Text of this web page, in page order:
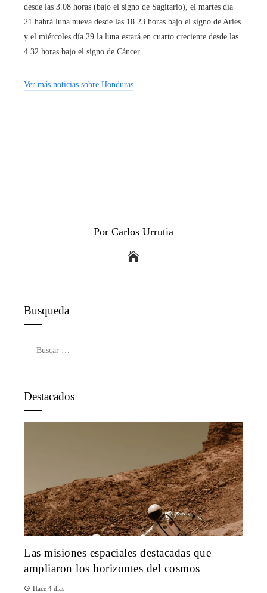
desde las 3.08 horas (bajo el signo de Sagitario), el martes día
21 habrá luna nueva desde las 18.23 horas bajo el signo de Aries
y el miércoles día 29 la luna estará en cuarto creciente desde las
4.32 horas bajo el signo de Cáncer.
Ver más noticias sobre Honduras
Por Carlos Urrutia
Busqueda
Destacados
Las misiones espaciales destacadas que
ampliaron los horizontes del cosmos
Hace 4 días